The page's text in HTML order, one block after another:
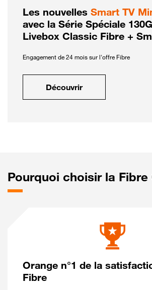
Les nouvelles Smart TV
avec la Série Spéciale
Livebox Classic Fibre +
Engagement de 24 mois sur l'offre Fibre
Découvrir
Pourquoi choisir la Fibre
Orange n°1 de la
Fibre